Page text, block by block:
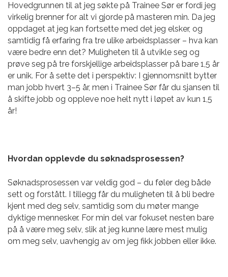
Hovedgrunnen til at jeg søkte på Trainee Sør er fordi jeg
virkelig brenner for alt vi gjorde på masteren min. Da jeg
oppdaget at jeg kan fortsette med det jeg elsker, og
samtidig få erfaring fra tre ulike arbeidsplasser – hva kan
være bedre enn det? Muligheten til å utvikle seg og
prøve seg på tre forskjellige arbeidsplasser på bare 1,5 år
er unik. For å sette det i perspektiv: I gjennomsnitt bytter
man jobb hvert 3–5 år, men i Trainee Sør får du sjansen til
å skifte jobb og oppleve noe helt nytt i løpet av kun 1,5
år!
Hvordan opplevde du søknadsprosessen?
Søknadsprosessen var veldig god – du føler deg både
sett og forstått. I tillegg får du muligheten til å bli bedre
kjent med deg selv, samtidig som du møter mange
dyktige mennesker. For min del var fokuset nesten bare
på å være meg selv, slik at jeg kunne lære mest mulig
om meg selv, uavhengig av om jeg fikk jobben eller ikke.